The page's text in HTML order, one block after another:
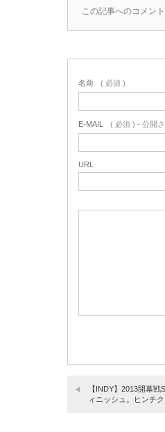
この記事へのコメン
名前 ( 必須 )
E-MAIL ( 必須 ) - 公開
URL
【INDY】2013開幕
ィニッシュ。ヒンチ